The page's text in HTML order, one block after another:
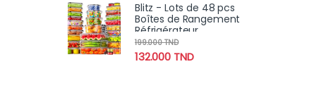
Blitz - Lots de 48 pcs
Boîtes de Rangement
Réfrigérateur
Alimentaire Transparent
Cuisine & Placards (24
Boîtes + 24 Couvercles)
132.000 TND
199.000TND